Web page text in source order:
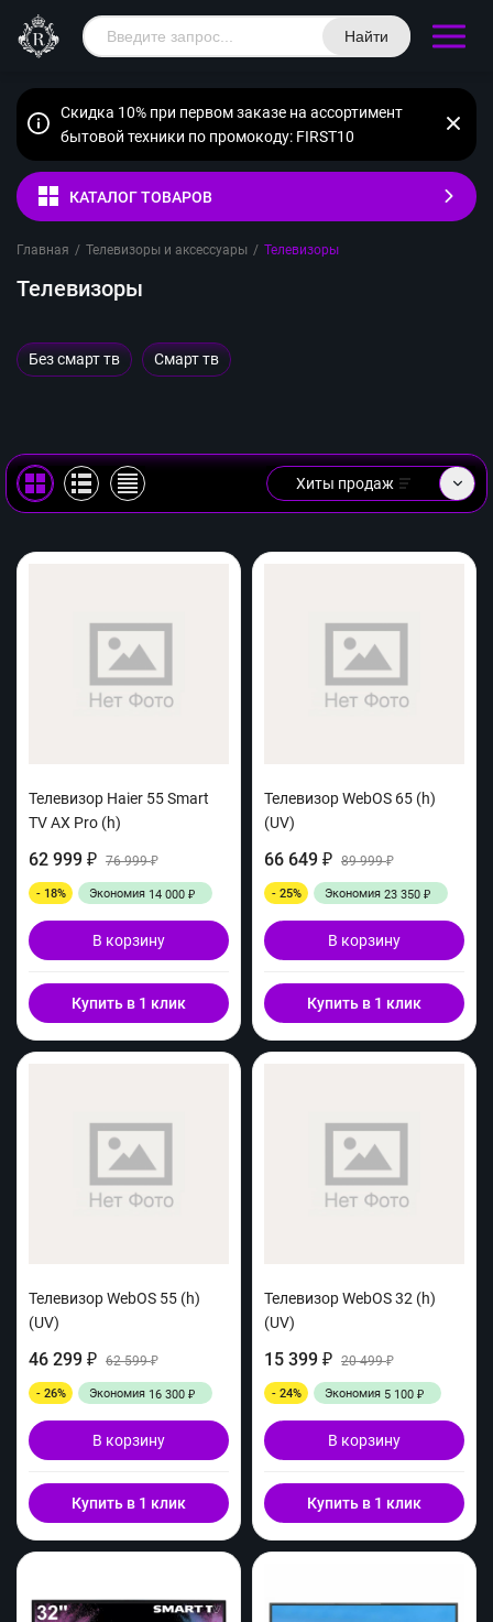
Найти
Скидка 10% при первом заказе на ассортимент
бытовой техники по промокоду: FIRST10
КАТАЛОГ ТОВАРОВ
Главная / Телевизоры и аксессуары / Телевизоры
Телевизоры
Без смарт тв Смарт тв
Хиты продаж
Телевизор Haier 55 Smart
TV AX Pro (h)
62 999 ₽ 76 999₽
- 18% Экономия 14 000 ₽
В корзину
Купить в 1 клик
Телевизор WebOS 65 (h)
(UV)
66 649 ₽ 89 999₽
- 25% Экономия 23 350 ₽
В корзину
Купить в 1 клик
Телевизор WebOS 55 (h)
(UV)
46 299 ₽ 62 599₽
- 26% Экономия 16 300 ₽
В корзину
Купить в 1 клик
Телевизор WebOS 32 (h)
(UV)
15 399 ₽ 20 499₽
- 24% Экономия 5 100 ₽
В корзину
Купить в 1 клик